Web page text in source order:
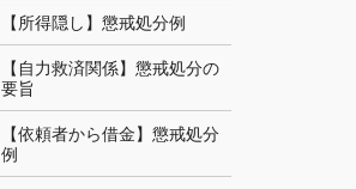
【所得隠し】懲戒処分例
【自力救済関係】懲戒処分の
要旨
【依頼者から借金】懲戒処分
例